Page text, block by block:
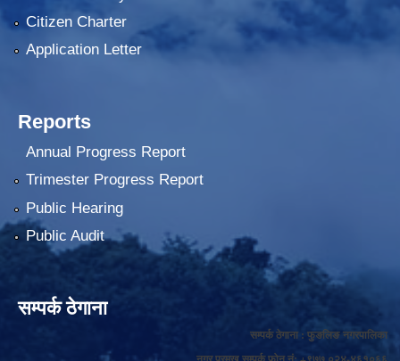
Citizen Charter
Application Letter
Reports
Annual Progress Report
Trimester Progress Report
Public Hearing
Public Audit
सम्पर्क ठेगाना
सम्पर्क ठेगाना : फुङलिङ नगरपालिका